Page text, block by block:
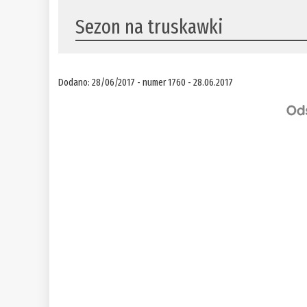
​Sezon na truskawki
Dodano: 28/06/2017 - numer 1760 - 28.06.2017